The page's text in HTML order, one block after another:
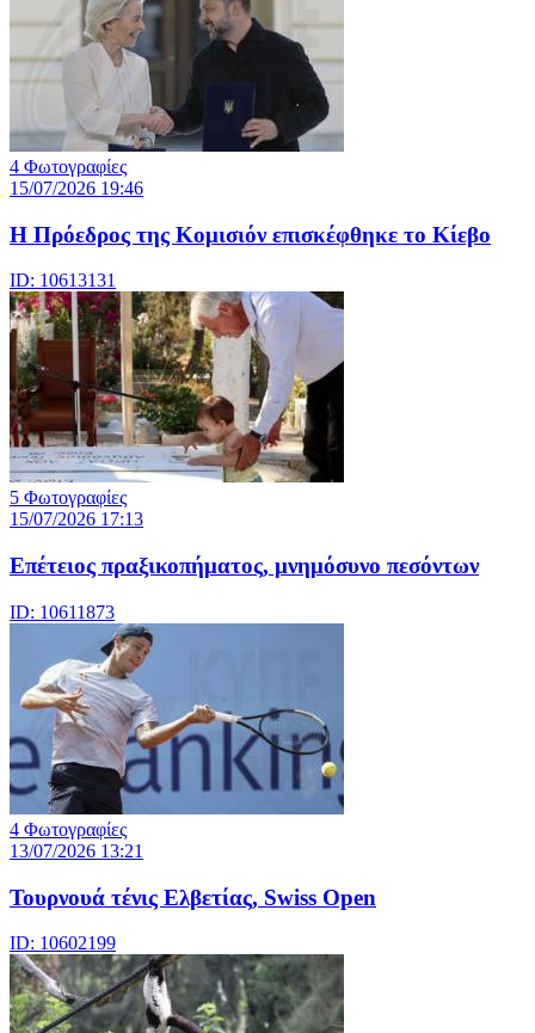
4 Φωτογραφίες
15/07/2026 19:46
Η Πρόεδρος της Κομισιόν επισκέφθηκε το Κίεβο
ID: 10613131
5 Φωτογραφίες
15/07/2026 17:13
Επέτειος πραξικοπήματος, μνημόσυνο πεσόντων
ID: 10611873
4 Φωτογραφίες
13/07/2026 13:21
Τουρνουά τένις Ελβετίας, Swiss Open
ID: 10602199